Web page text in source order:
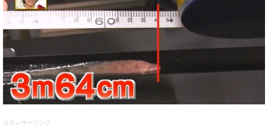
スポンサーリンク